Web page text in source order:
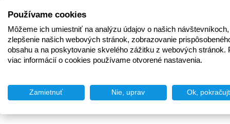
Používame cookies
Môžeme ich umiestniť na analýzu údajov o našich
zlepšenie našich webových stránok, zobrazovanie
obsahu a na poskytovanie skvelého zážitku z webových stránok.
viac informácií o cookies používame otvorené nastavenia.
Zamietnuť Nie, uprav Ok,